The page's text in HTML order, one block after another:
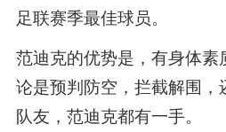
足联赛季最佳球员。
范迪克的优势是，有身体素
论是预判防空，拦截解围，
队友，范迪克都有一手。